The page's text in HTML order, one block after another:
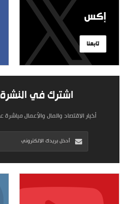
إكس
تابعنا
اشترك في
أخبار الاقتصاد والمال والأعمال